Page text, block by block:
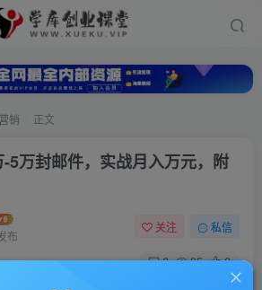
销 正文
5万封邮件，实战月入万元，附
布
关注 私信
0 35 0